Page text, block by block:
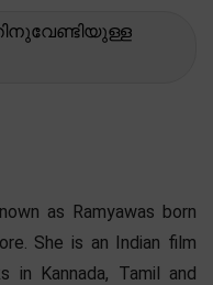
as Ramyawas born
She is an Indian film
in Kannada, Tamil and